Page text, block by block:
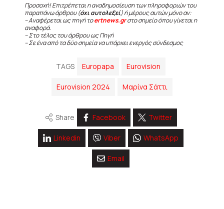
Προσοχή! Επιτρέπεται η αναδημοσίευση των πληροφοριών του
παραπάνω άρθρου (όχι αυτολεξεί) ή μέρους αυτών μόνο αν:
– Αναφέρεται ως πηγή τοertnews.grστο σημείο όπου γίνεται η
αναφορά.
– Στο τέλος του άρθρου ως Πηγή
– Σε ένα από τα δύο σημεία να υπάρχει ενεργός σύνδεσμος
TAGS Europapa Eurovision
Eurovision 2024 Μαρίνα Σάττι
Share Facebook Twitter
Linkedin Viber WhatsApp
Email